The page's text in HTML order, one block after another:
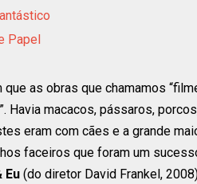
Papel
que as obras que chamamos
Havia macacos, pássaros,
eram com cães e a grande
faceiros que foram um
Eu (do diretor David Frankel,